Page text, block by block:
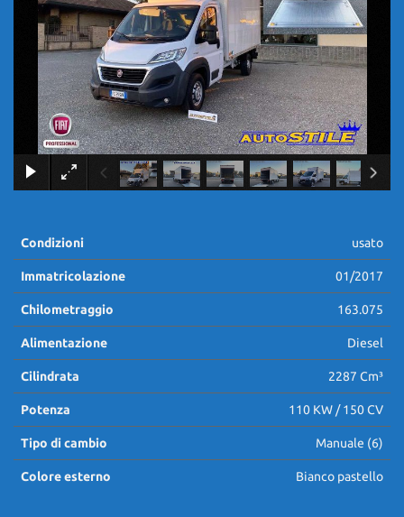
AREA COMMERCIANTI
×
Condizioni usato
Immatricolazione 01/2017
Chilometraggio 163.075
Alimentazione Diesel
Cilindrata 2287 Cm³
Potenza 110 KW / 150 CV
Tipo di cambio Manuale (6)
Colore esterno Bianco pastello